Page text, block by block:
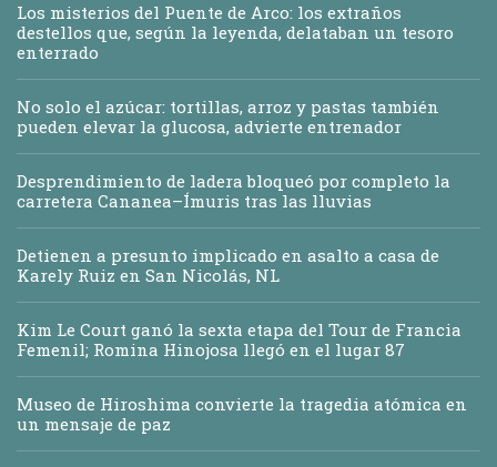
Los misterios del Puente de Arco: los extraños
destellos que, según la leyenda, delataban un tesoro
enterrado
No solo el azúcar: tortillas, arroz y pastas también
pueden elevar la glucosa, advierte entrenador
Desprendimiento de ladera bloqueó por completo la
carretera Cananea–Ímuris tras las lluvias
Detienen a presunto implicado en asalto a casa de
Karely Ruiz en San Nicolás, NL
Kim Le Court ganó la sexta etapa del Tour de Francia
Femenil; Romina Hinojosa llegó en el lugar 87
Museo de Hiroshima convierte la tragedia atómica en
un mensaje de paz